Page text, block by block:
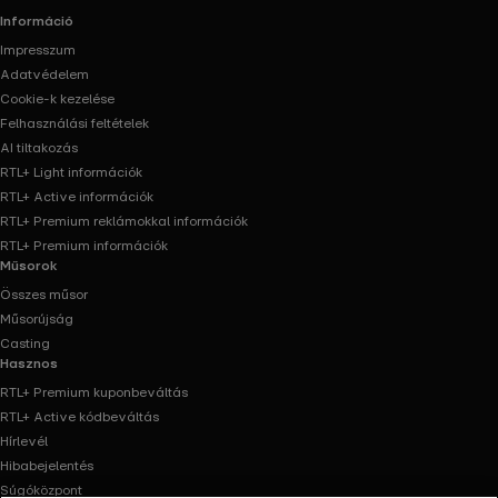
Információ
Impresszum
Adatvédelem
Cookie-k kezelése
Felhasználási feltételek
AI tiltakozás
RTL+ Light információk
RTL+ Active információk
RTL+ Premium reklámokkal információk
RTL+ Premium információk
Műsorok
Összes műsor
Műsorújság
Casting
Hasznos
RTL+ Premium kuponbeváltás
RTL+ Active kódbeváltás
Hírlevél
Hibabejelentés
Súgóközpont